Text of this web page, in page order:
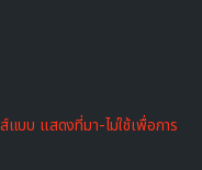
บ แสดงที่มา-ไม่ใช้เพื่อการ